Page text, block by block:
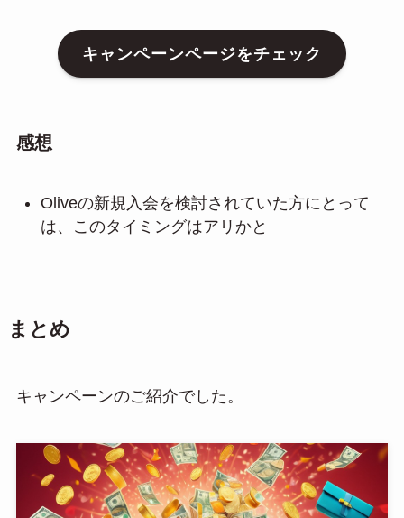
キャンペーンページをチェック
感想
Oliveの新規入会を検討されていた方にとって
は、このタイミングはアリかと
まとめ
キャンペーンのご紹介でした。